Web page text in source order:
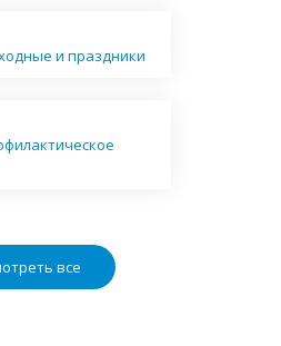
и праздники
все